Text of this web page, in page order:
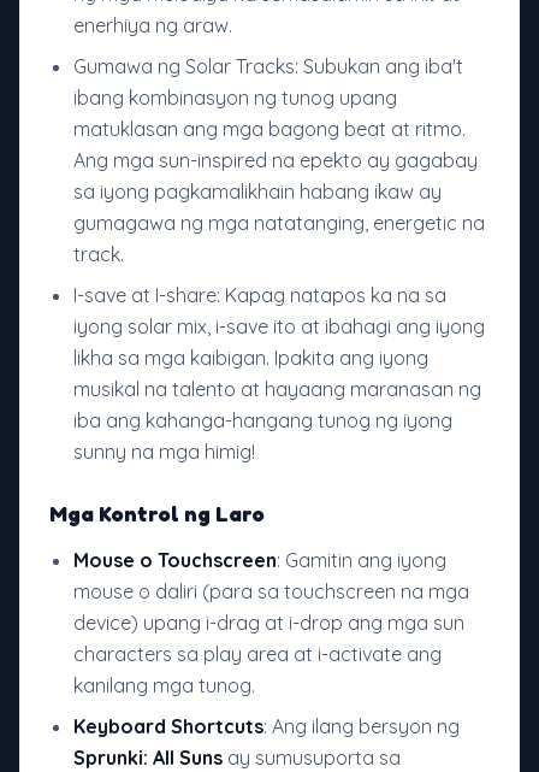
enerhiya ng araw.
Gumawa ng Solar Tracks: Subukan ang iba't
ibang kombinasyon ng tunog upang
matuklasan ang mga bagong beat at ritmo.
Ang mga sun-inspired na epekto ay gagabay
sa iyong pagkamalikhain habang ikaw ay
gumagawa ng mga natatanging, energetic na
track.
I-save at I-share: Kapag natapos ka na sa
iyong solar mix, i-save ito at ibahagi ang iyong
likha sa mga kaibigan. Ipakita ang iyong
musikal na talento at hayaang maranasan ng
iba ang kahanga-hangang tunog ng iyong
sunny na mga himig!
Mga Kontrol ng Laro
Mouse o Touchscreen: Gamitin ang iyong
mouse o daliri (para sa touchscreen na mga
device) upang i-drag at i-drop ang mga sun
characters sa play area at i-activate ang
kanilang mga tunog.
Keyboard Shortcuts: Ang ilang bersyon ng
Sprunki: All Suns ay sumusuporta sa